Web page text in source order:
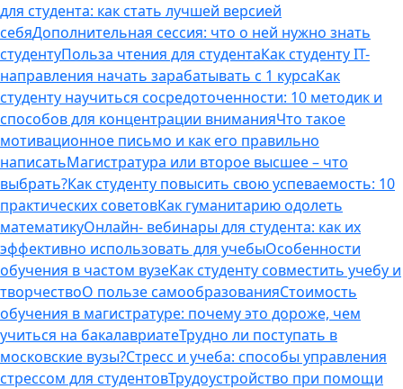
для студента: как стать лучшей версией
себяДополнительная сессия: что о ней нужно знать
студентуПольза чтения для студентаКак студенту IT-
направления начать зарабатывать с 1 курсаКак
студенту научиться сосредоточенности: 10 методик и
способов для концентрации вниманияЧто такое
мотивационное письмо и как его правильно
написатьМагистратура или второе высшее – что
выбрать?Как студенту повысить свою успеваемость: 10
практических советовКак гуманитарию одолеть
математикуОнлайн- вебинары для студента: как их
эффективно использовать для учебыОсобенности
обучения в частом вузеКак студенту совместить учебу и
творчествоО пользе самообразованияСтоимость
обучения в магистратуре: почему это дороже, чем
учиться на бакалавриатеТрудно ли поступать в
московские вузы?Стресс и учеба: способы управления
стрессом для студентовТрудоустройство при помощи